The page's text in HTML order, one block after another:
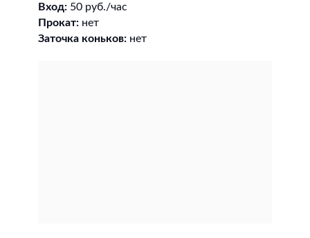
Вход: 50 руб./час
Прокат: нет
Заточка коньков: нет